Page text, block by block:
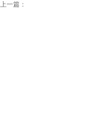
上一篇：